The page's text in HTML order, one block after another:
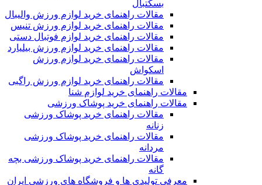
بسکتبال
مقالات راهنمای خرید لوازم ورزش والیبال
مقالات راهنمای خرید لوازم ورزش تنیس
مقالات راهنمای خرید لوازم فوتبال دستی
مقالات راهنمای خرید لوازم ورزش بیلیارد
مقالات راهنمای خرید لوازم ورزش
اسکواش
مقالات راهنمای خرید لوازم ورزش راگبی
مقالات راهنمای خرید لوازم شنا
مقالات راهنمای خرید پوشاک ورزشی
مقالات راهنمای خرید پوشاک ورزشی
زنانه
مقالات راهنمای خرید پوشاک ورزشی
مردانه
مقالات راهنمای خرید پوشاک ورزشی بچه
گانه
معرفی تولیدی ها و فروشگاه های ورزشی ایران